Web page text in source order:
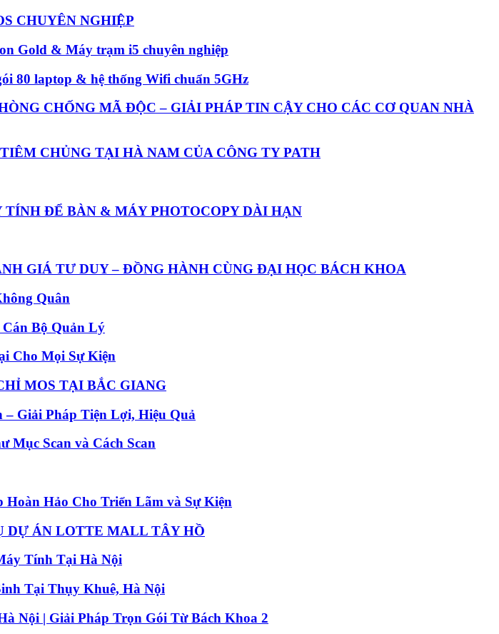
CHUYÊN NGHIỆP
Gold & Máy trạm i5 chuyên nghiệp
80 laptop & hệ thống Wifi chuẩn 5GHz
CHỐNG MÃ ĐỘC – GIẢI PHÁP TIN CẬY CHO CÁC CƠ QUAN NHÀ
CHỦNG TẠI HÀ NAM CỦA CÔNG TY PATH
ĐỂ BÀN & MÁY PHOTOCOPY DÀI HẠN
GIÁ TƯ DUY – ĐỒNG HÀNH CÙNG ĐẠI HỌC BÁCH KHOA
Quân
Bộ Quản Lý
Cho Mọi Sự Kiện
MOS TẠI BẮC GIANG
Giải Pháp Tiện Lợi, Hiệu Quả
Mục Scan và Cách Scan
Hảo Cho Triển Lãm và Sự Kiện
DỰ ÁN LOTTE MALL TÂY HỒ
Tính Tại Hà Nội
Tại Thụy Khuê, Hà Nội
Nội | Giải Pháp Trọn Gói Từ Bách Khoa 2